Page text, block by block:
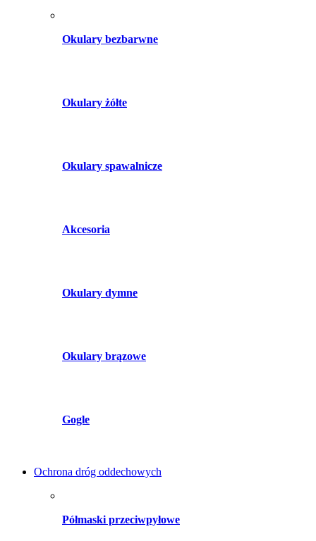
Okulary bezbarwne
Okulary żółte
Okulary spawalnicze
Akcesoria
Okulary dymne
Okulary brązowe
Gogle
Ochrona dróg oddechowych
Półmaski przeciwpyłowe